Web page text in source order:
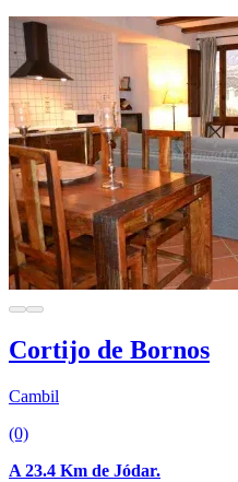
Cortijo de Bornos
Cambil
(0)
A 23.4 Km de Jódar.